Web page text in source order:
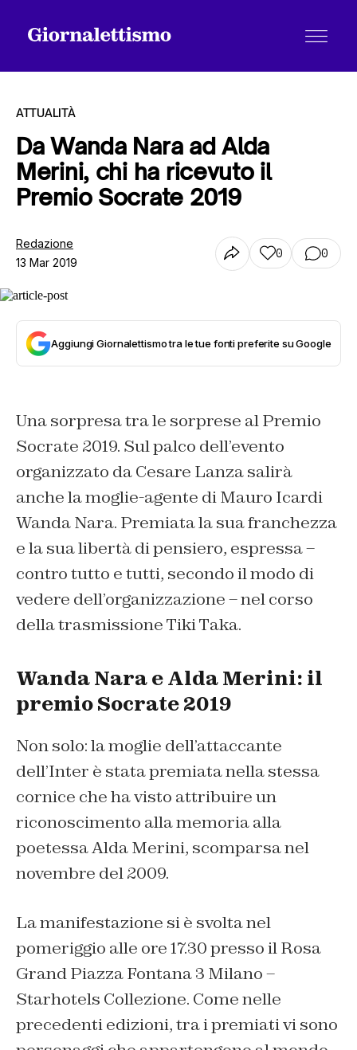
Tutti gli articoli
Chi siamo
Contatti
ATTUALITÀ
Da Wanda Nara ad Alda
Merini, chi ha ricevuto il
Premio Socrate 2019
Redazione
13 Mar 2019
0 0
Aggiungi Giornalettismo tra le tue fonti preferite su Google
Una sorpresa tra le sorprese al Premio
Socrate 2019. Sul palco dell’evento
organizzato da Cesare Lanza salirà
anche la moglie-agente di Mauro Icardi
Wanda Nara. Premiata la sua franchezza
e la sua libertà di pensiero, espressa –
contro tutto e tutti, secondo il modo di
vedere dell’organizzazione – nel corso
della trasmissione Tiki Taka.
Wanda Nara e Alda Merini: il
premio Socrate 2019
Non solo: la moglie dell’attaccante
dell’Inter è stata premiata nella stessa
cornice che ha visto attribuire un
riconoscimento alla memoria alla
poetessa Alda Merini, scomparsa nel
novembre del 2009.
La manifestazione si è svolta nel
pomeriggio alle ore 17.30 presso il Rosa
Grand Piazza Fontana 3 Milano –
Starhotels Collezione. Come nelle
precedenti edizioni, tra i premiati vi sono